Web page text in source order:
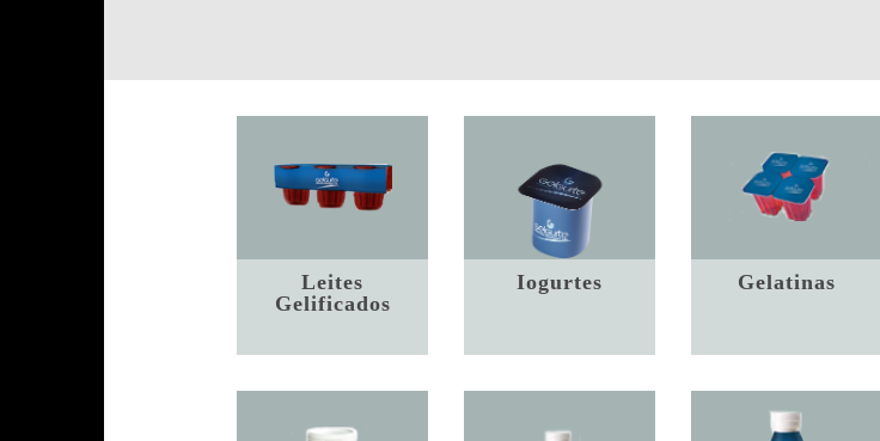
Leites
Gelificados
Iogurtes Gelatinas